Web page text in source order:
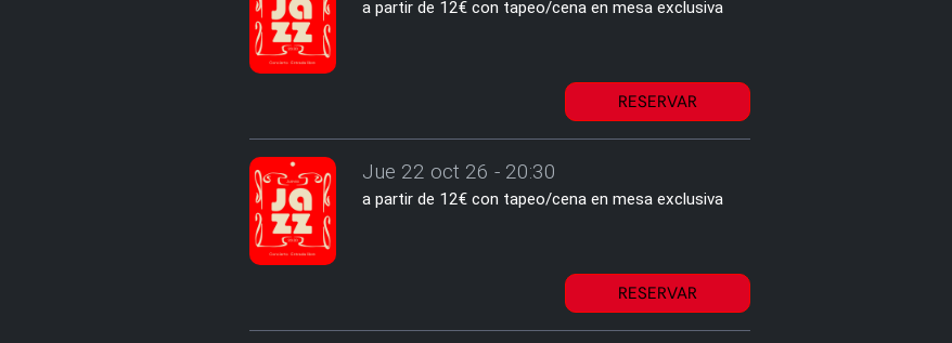
a partir de 12€ con tapeo/cena en mesa exclusiva
RESERVAR
Jue 22 oct 26 - 20:30
a partir de 12€ con tapeo/cena en mesa exclusiva
RESERVAR